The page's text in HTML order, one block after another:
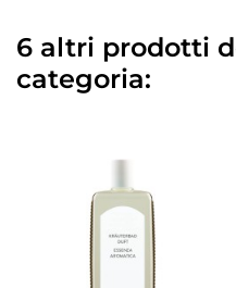
6 altri prodotti
categoria: